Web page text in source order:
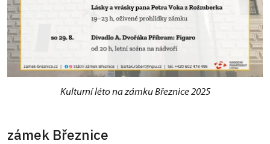
Kulturní léto na zámku Březnice 2025
zámek Březnice